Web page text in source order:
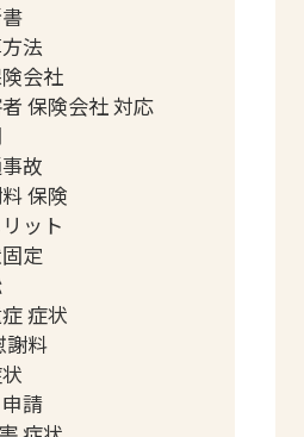
法
会社
保険会社 対応
故
保険
ット
定
症状
謝料
請